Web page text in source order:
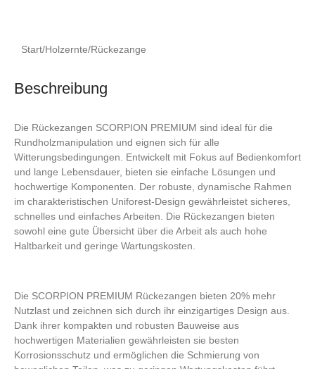
Start/Holzernte/Rückezange
Beschreibung
Die Rückezangen SCORPION PREMIUM sind ideal für die
Rundholzmanipulation und eignen sich für alle
Witterungsbedingungen. Entwickelt mit Fokus auf Bedienkomfort
und lange Lebensdauer, bieten sie einfache Lösungen und
hochwertige Komponenten. Der robuste, dynamische Rahmen
im charakteristischen Uniforest-Design gewährleistet sicheres,
schnelles und einfaches Arbeiten. Die Rückezangen bieten
sowohl eine gute Übersicht über die Arbeit als auch hohe
Haltbarkeit und geringe Wartungskosten.
Die SCORPION PREMIUM Rückezangen bieten 20% mehr
Nutzlast und zeichnen sich durch ihr einzigartiges Design aus.
Dank ihrer kompakten und robusten Bauweise aus
hochwertigen Materialien gewährleisten sie besten
Korrosionsschutz und ermöglichen die Schmierung von